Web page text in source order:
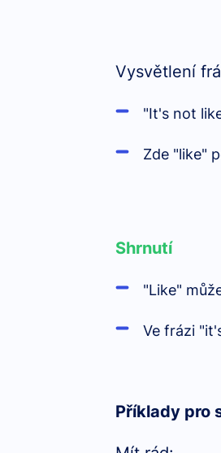
Vysvětlení
"It's not
Zde "like"
Shrnutí
"Like"
Ve frázi
Příklady pro